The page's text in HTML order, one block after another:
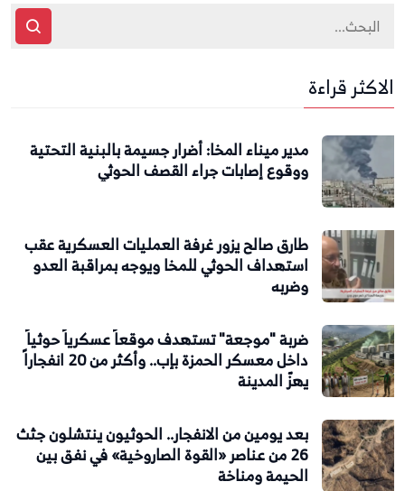
الاكثر قراءة
مدير ميناء المخا: أضرار جسيمة بالبنية التحتية
ووقوع إصابات جراء القصف الحوثي
طارق صالح يزور غرفة العمليات العسكرية عقب
استهداف الحوثي للمخا ويوجه بمراقبة العدو
وضربه
ضربة "موجعة" تستهدف موقعاً عسكرياً حوثياً
داخل معسكر الحمزة بإب.. وأكثر من 20 انفجاراً
يهزّ المدينة
بعد يومين من الانفجار.. الحوثيون ينتشلون جثث
26 من عناصر «القوة الصاروخية» في نفق بين
الحيمة ومناخة